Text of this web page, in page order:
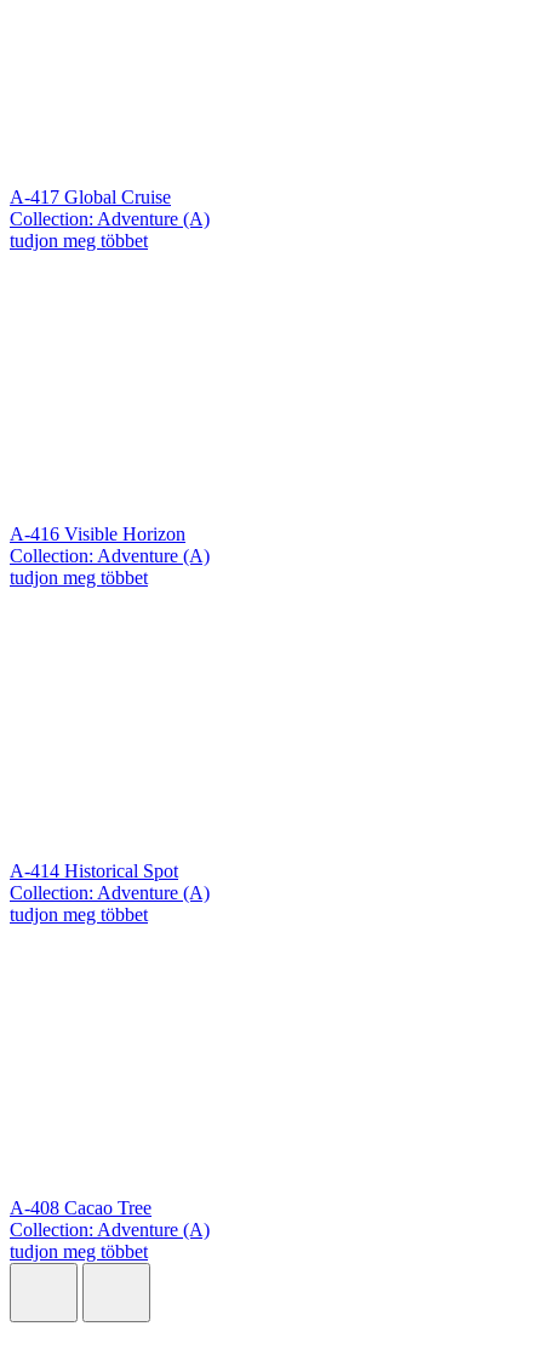
A-417 Global Cruise
Collection: Adventure (A)
tudjon meg többet
A-416 Visible Horizon
Collection: Adventure (A)
tudjon meg többet
A-414 Historical Spot
Collection: Adventure (A)
tudjon meg többet
A-408 Cacao Tree
Collection: Adventure (A)
tudjon meg többet